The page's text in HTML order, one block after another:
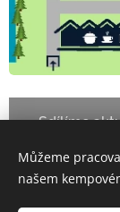
Sdílíme
Můžeme
našem